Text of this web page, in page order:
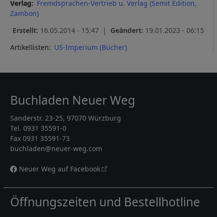
Verlag
Fremdsprachen-Vertrieb u. Verlag (Semit Edition,
Zambon)
Erstellt: 16.05.2014 - 15:47 | Geändert: 19.01.2023 - 06:15
Artikellisten: US-Imperium (Bücher)
Buchladen Neuer Weg
Sanderstr. 23-25, 97070 Würzburg
Tel. 0931 35591-0
Fax 0931 35591-73
buchladen@neuer-weg.com
Neuer Weg auf Facebook
Öffnungszeiten und Bestellhotline